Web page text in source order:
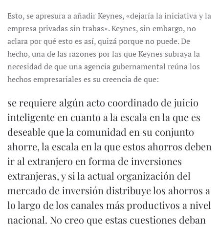
Esto, se apresura a añadir Keynes, «dejaría la iniciativa y la
empresa privadas sin trabas». Keynes, sin embargo, no
aclara por qué esto es así, quizá porque no puede. De
hecho, una de las razones por las que Keynes subraya la
necesidad de que una agencia gubernamental reúna los
hechos empresariales es su creencia de que:
se requiere algún acto coordinado de juicio
inteligente en cuanto a la escala en la que es
deseable que la comunidad en su conjunto
ahorre, la escala en la que estos ahorros deben
ir al extranjero en forma de inversiones
extranjeras, y si la actual organización del
mercado de inversión distribuye los ahorros a
lo largo de los canales más productivos a nivel
nacional. No creo que estas cuestiones deban